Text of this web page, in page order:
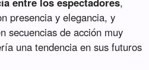
presencia y elegancia, y
secuencias de acción muy
una tendencia en sus futuros